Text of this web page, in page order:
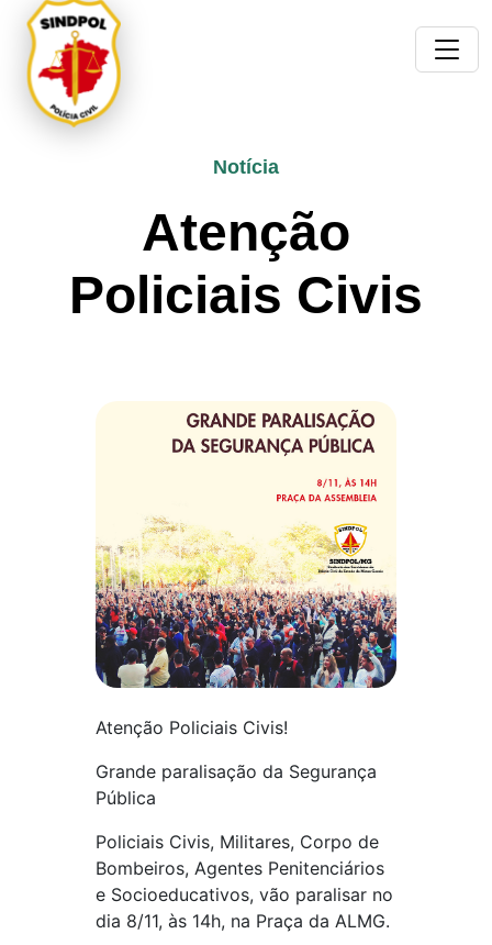
Notícia
Atenção
Policiais Civis
Atenção Policiais Civis!
Grande paralisação da Segurança
Pública
Policiais Civis, Militares, Corpo de
Bombeiros, Agentes Penitenciários
e Socioeducativos, vão paralisar no
dia 8/11, às 14h, na Praça da ALMG.